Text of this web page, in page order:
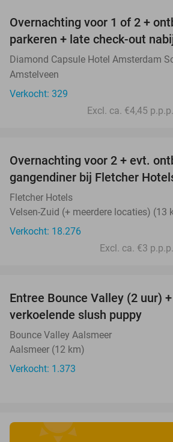
Overnachting voor 1 of 2 +
parkeren + late check-out
Diamond Capsule Hotel Amsterdam
Amstelveen
Verkocht: 329
Excl. ca. €4,45
Overnachting voor 2 + evt.
gangendiner bij Fletcher
Fletcher Hotels
Velsen-Zuid (+ meerdere locaties) (13
Verkocht: 18.276
Excl. ca. €3
Entree Bounce Valley (2 uur)
verkoelende slush puppy
Bounce Valley Aalsmeer
Aalsmeer (12 km)
Verkocht: 1.373